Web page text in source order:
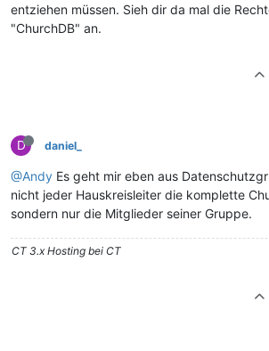
entziehen müssen. Sieh dir da mal die
"ChurchDB" an.
D daniel_
@Andy Es geht mir eben aus
nicht jeder Hauskreisleiter die komplette
sondern nur die Mitglieder seiner Gruppe.
CT 3.x Hosting bei CT